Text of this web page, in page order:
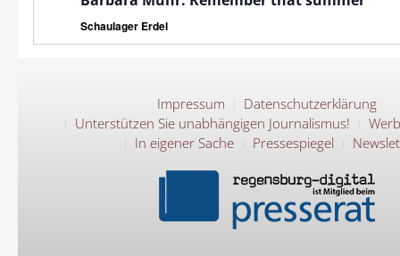
Schaulager Erdel
Impressum
Datenschutzerklärung
Unterstützen Sie unabhängigen Journalismus!
In eigener Sache
Pressespiegel